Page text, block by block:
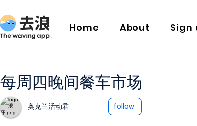
Home About Sign
每周四晚间餐车市场
奥克兰活动君 follow